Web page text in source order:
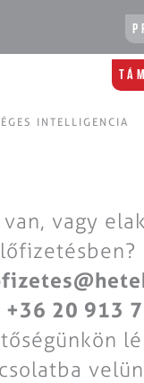
INTELLIGENCIA
vagy
+36 20 913